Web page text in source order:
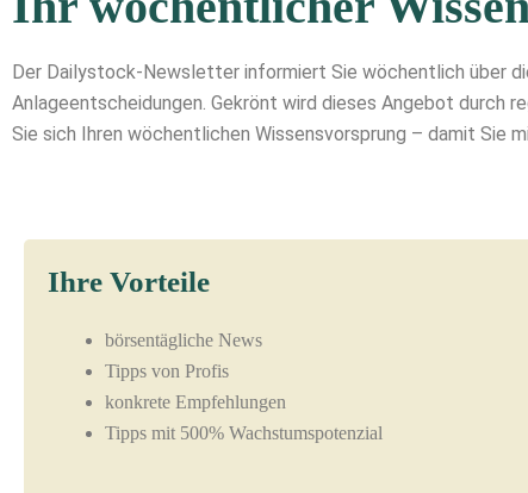
Der Dailystock-Newsletter informiert Sie wöchentlich über
Anlageentscheidungen. Gekrönt wird dieses Angebot durch
Sie sich Ihren wöchentlichen Wissensvorsprung – damit Sie
Ihre Vorteile
börsentägliche News
Tipps von Profis
konkrete Empfehlungen
Tipps mit 500% Wachstumspotenzial